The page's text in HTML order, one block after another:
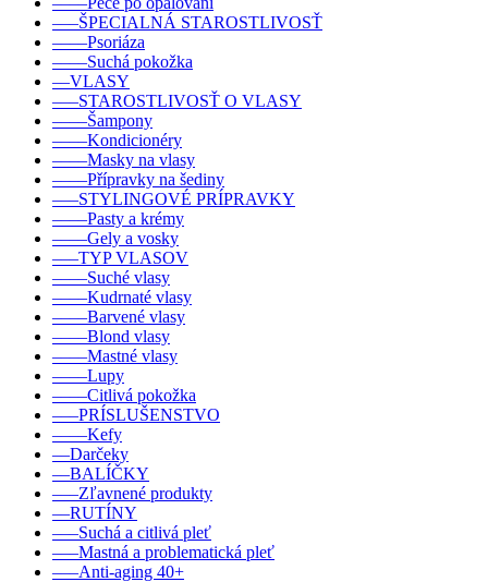
–––ŠPECIALNÁ STAROSTLIVOSŤ
––––Psoriáza
––––Suchá pokožka
––VLASY
–––STAROSTLIVOSŤ O VLASY
––––Šampony
––––Kondicionéry
––––Masky na vlasy
––––Přípravky na šediny
–––STYLINGOVÉ PRÍPRAVKY
––––Pasty a krémy
––––Gely a vosky
–––TYP VLASOV
––––Suché vlasy
––––Kudrnaté vlasy
––––Barvené vlasy
––––Blond vlasy
––––Mastné vlasy
––––Lupy
––––Citlivá pokožka
–––PRÍSLUŠENSTVO
––––Kefy
––Darčeky
––BALÍČKY
–––Zľavnené produkty
––RUTÍNY
–––Suchá a citlivá pleť
–––Mastná a problematická pleť
–––Anti-aging 40+